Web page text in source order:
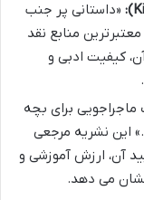
«داستانی پر جنب
منابع نقد
کیفیت ادبی و
ماجراجویی برای بچه
این نشریه مرجعی
آن، ارزش آموزشی و
می دهد.